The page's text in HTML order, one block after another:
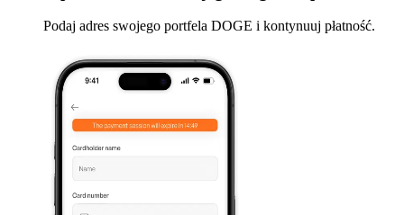
Podaj adres swojego portfela DOGE i kontynuuj płatność.